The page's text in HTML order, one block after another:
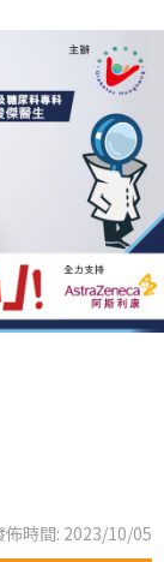
佈時間: 2023/10/05